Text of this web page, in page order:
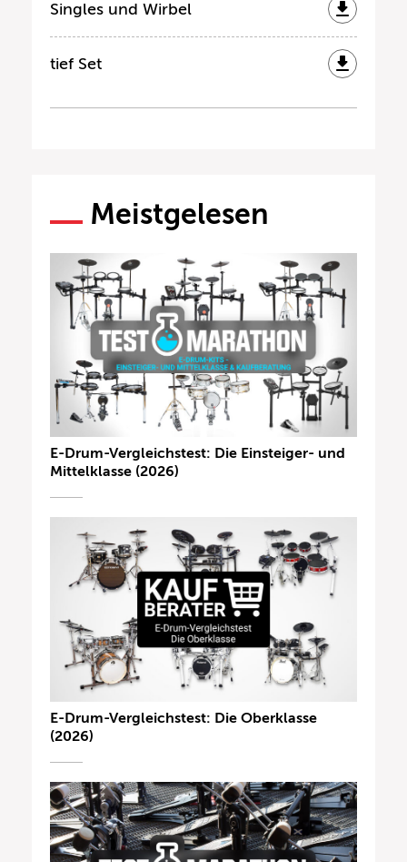
Singles und Wirbel
tief Set
Meistgelesen
E-Drum-Vergleichstest: Die Einsteiger- und
Mittelklasse (2026)
E-Drum-Vergleichstest: Die Oberklasse
(2026)